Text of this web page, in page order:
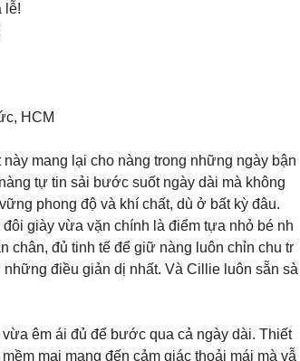
lễ!
HCM
mang lại cho nàng trong những ngày bận
tự tin sải bước suốt ngày dài mà không
phong độ và khí chất, dù ở bất kỳ đâu.
giày vừa vặn chính là điểm tựa nhỏ bé nh
chân, đủ tinh tế để giữ nàng luôn chỉn chu tr
điều giản dị nhất. Và Cillie luôn sẵn sà
êm ái đủ để bước qua cả ngày dài. Thiết
mại mang đến cảm giác thoải mái mà vẫ